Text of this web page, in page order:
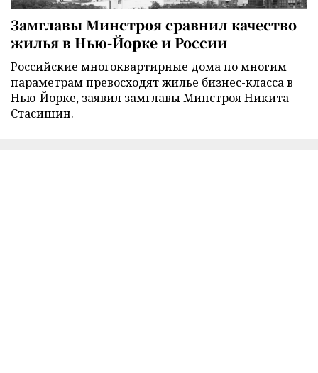
Замглавы Минстроя сравнил качество
жилья в Нью-Йорке и России
Российские многоквартирные дома по многим
параметрам превосходят жилье бизнес-класса в
Нью-Йорке, заявил замглавы Минстроя Никита
Стасишин.